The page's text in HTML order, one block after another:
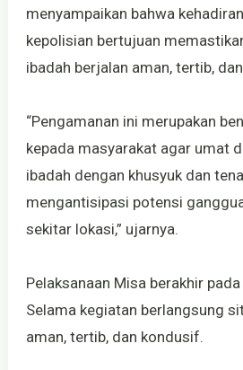
menyampaikan bahwa
kepolisian bertujuan
ibadah berjalan aman, tertib,
“Pengamanan ini merupakan
kepada masyarakat agar umat
ibadah dengan khusyuk dan
mengantisipasi potensi
sekitar lokasi,” ujarnya.
Pelaksanaan Misa berakhir
Selama kegiatan berlangsung
aman, tertib, dan kondusif.